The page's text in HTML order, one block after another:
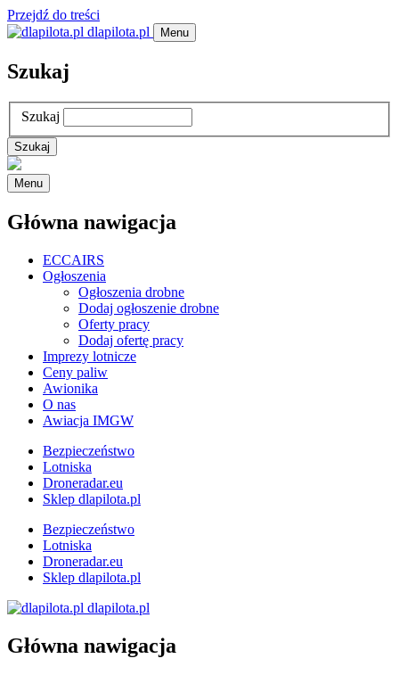
Przejdź do treści
dlapilota.pl
Menu
Szukaj
Szukaj
Menu
Główna nawigacja
ECCAIRS
Ogłoszenia
Ogłoszenia drobne
Dodaj ogłoszenie drobne
Oferty pracy
Dodaj ofertę pracy
Imprezy lotnicze
Ceny paliw
Awionika
O nas
Awiacja IMGW
Bezpieczeństwo
Lotniska
Droneradar.eu
Sklep dlapilota.pl
Bezpieczeństwo
Lotniska
Droneradar.eu
Sklep dlapilota.pl
dlapilota.pl
Główna nawigacja